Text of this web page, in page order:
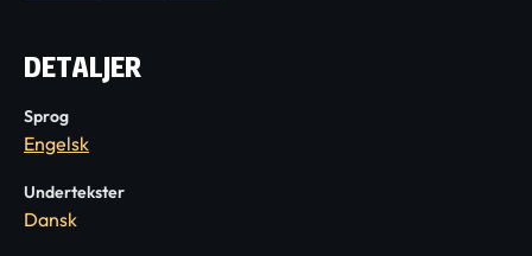
DETALJER
Sprog
Engelsk
Undertekster
Dansk